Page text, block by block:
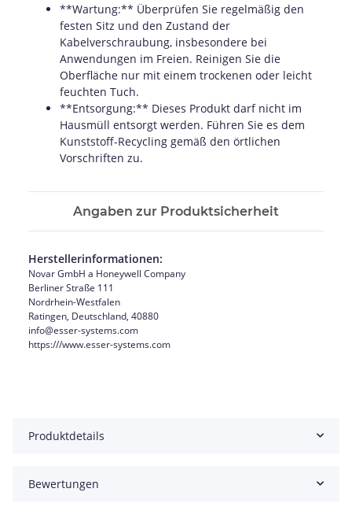
**Wartung:** Überprüfen Sie regelmäßig den
festen Sitz und den Zustand der
Kabelverschraubung, insbesondere bei
Anwendungen im Freien. Reinigen Sie die
Oberfläche nur mit einem trockenen oder leicht
feuchten Tuch.
**Entsorgung:** Dieses Produkt darf nicht im
Hausmüll entsorgt werden. Führen Sie es dem
Kunststoff-Recycling gemäß den örtlichen
Vorschriften zu.
Angaben zur Produktsicherheit
Herstellerinformationen:
Novar GmbH a Honeywell Company
Berliner Straße 111
Nordrhein-Westfalen
Ratingen, Deutschland, 40880
info@esser-systems.com
https:///www.esser-systems.com
Produktdetails
Bewertungen